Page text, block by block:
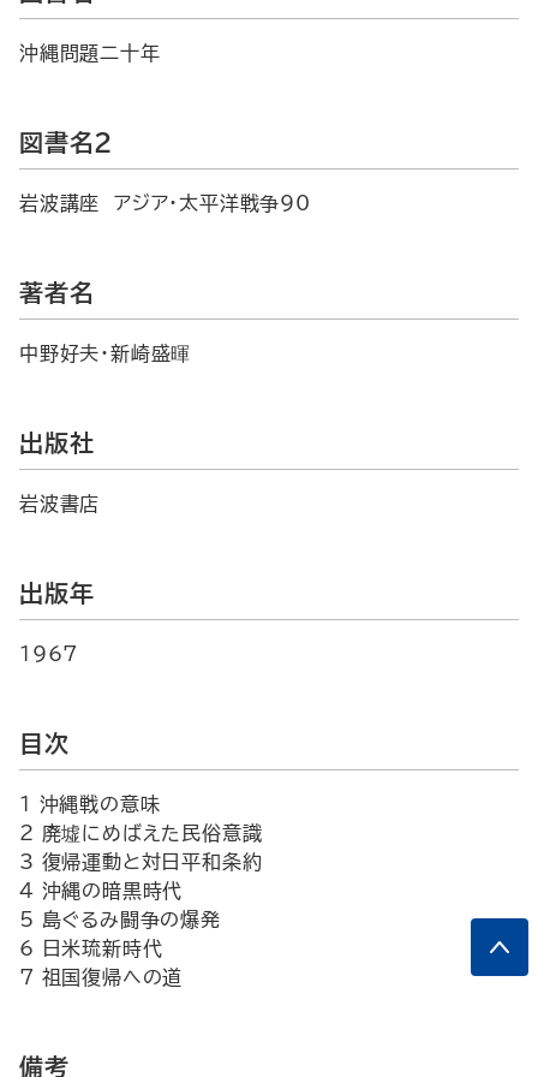
沖縄問題二十年
図書名2
岩波講座 アジア・太平洋戦争90
著者名
中野好夫・新崎盛暉
出版社
岩波書店
出版年
1967
目次
1 沖縄戦の意味
2 廃墟にめばえた民俗意識
3 復帰運動と対日平和条約
4 沖縄の暗黒時代
5 島ぐるみ闘争の爆発
6 日米琉新時代
7 祖国復帰への道
備考